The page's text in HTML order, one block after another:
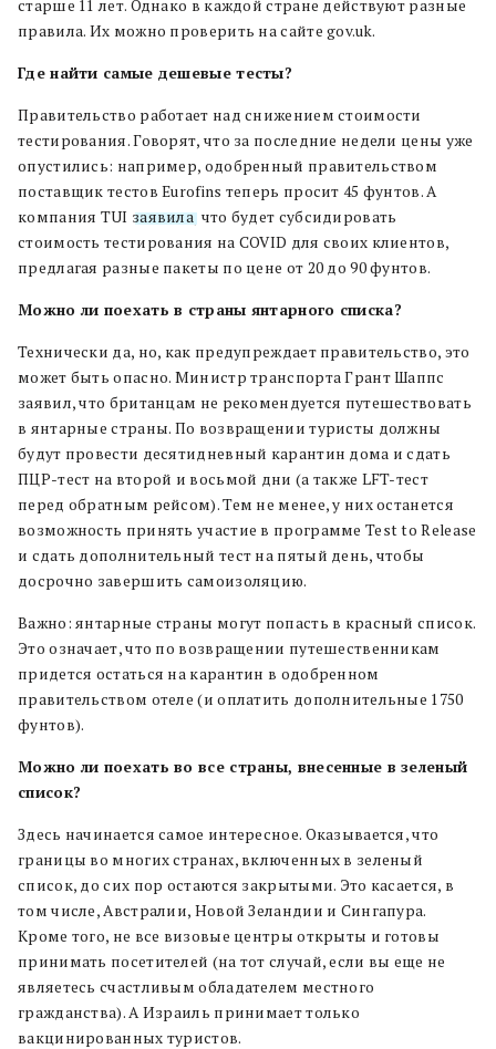
старше 11 лет. Однако в каждой стране действуют разные
правила. Их можно проверить на сайте gov.uk.
Где найти самые дешевые тесты?
Правительство работает над снижением стоимости
тестирования. Говорят, что за последние недели цены уже
опустились: например, одобренный правительством
поставщик тестов Eurofins теперь просит 45 фунтов. А
компания TUI заявила, что будет субсидировать
стоимость тестирования на COVID для своих клиентов,
предлагая разные пакеты по цене от 20 до 90 фунтов.
Можно ли поехать в страны янтарного списка?
Технически да, но, как предупреждает правительство, это
может быть опасно. Министр транспорта Грант Шаппс
заявил, что британцам не рекомендуется путешествовать
в янтарные страны. По возвращении туристы должны
будут провести десятидневный карантин дома и сдать
ПЦР-тест на второй и восьмой дни (а также LFT-тест
перед обратным рейсом). Тем не менее, у них останется
возможность принять участие в программе Test to Release
и сдать дополнительный тест на пятый день, чтобы
досрочно завершить самоизоляцию.
Важно: янтарные страны могут попасть в красный список.
Это означает, что по возвращении путешественникам
придется остаться на карантин в одобренном
правительством отеле (и оплатить дополнительные 1750
фунтов).
Можно ли поехать во все страны, внесенные в зеленый
список?
Здесь начинается самое интересное. Оказывается, что
границы во многих странах, включенных в зеленый
список, до сих пор остаются закрытыми. Это касается, в
том числе, Австралии, Новой Зеландии и Сингапура.
Кроме того, не все визовые центры открыты и готовы
принимать посетителей (на тот случай, если вы еще не
являетесь счастливым обладателем местного
гражданства). А Израиль принимает только
вакцинированных туристов.